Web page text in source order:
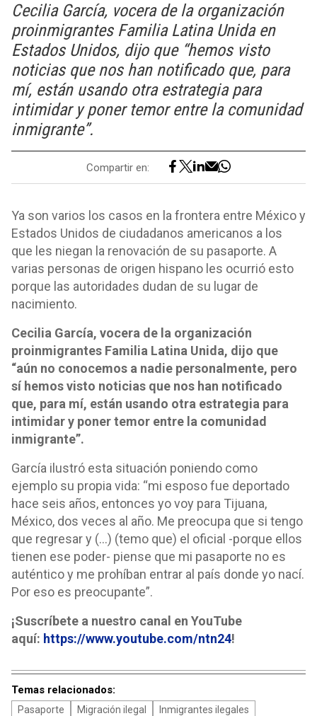
Cecilia García, vocera de la organización
proinmigrantes Familia Latina Unida en
Estados Unidos, dijo que “hemos visto
noticias que nos han notificado que, para
mí, están usando otra estrategia para
intimidar y poner temor entre la comunidad
inmigrante”.
Compartir en:
Ya son varios los casos en la frontera entre México y
Estados Unidos de ciudadanos americanos a los
que les niegan la renovación de su pasaporte. A
varias personas de origen hispano les ocurrió esto
porque las autoridades dudan de su lugar de
nacimiento.
Cecilia García, vocera de la organización
proinmigrantes Familia Latina Unida, dijo que
“aún no conocemos a nadie personalmente, pero
sí hemos visto noticias que nos han notificado
que, para mí, están usando otra estrategia para
intimidar y poner temor entre la comunidad
inmigrante”.
García ilustró esta situación poniendo como
ejemplo su propia vida: “mi esposo fue deportado
hace seis años, entonces yo voy para Tijuana,
México, dos veces al año. Me preocupa que si tengo
que regresar y (…) (temo que) el oficial -porque ellos
tienen ese poder- piense que mi pasaporte no es
auténtico y me prohíban entrar al país donde yo nací.
Por eso es preocupante”.
¡Suscríbete a nuestro canal en YouTube
aquí: https://www.youtube.com/ntn24!
Temas relacionados:
Pasaporte Migración ilegal
Inmigrantes ilegales